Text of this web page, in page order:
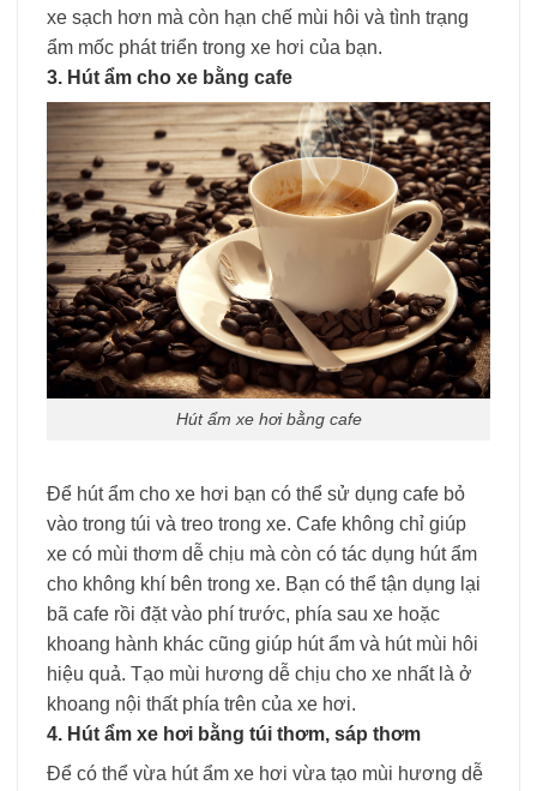
xe sạch hơn mà còn hạn chế mùi hôi và tình trạng
ẩm mốc phát triển trong xe hơi của bạn.
3. Hút ẩm cho xe bằng cafe
Hút ẩm xe hơi bằng cafe
Để hút ẩm cho xe hơi bạn có thể sử dụng cafe bỏ
vào trong túi và treo trong xe. Cafe không chỉ giúp
xe có mùi thơm dễ chịu mà còn có tác dụng hút ẩm
cho không khí bên trong xe. Bạn có thể tận dụng lại
bã cafe rồi đặt vào phí trước, phía sau xe hoặc
khoang hành khác cũng giúp hút ẩm và hút mùi hôi
hiệu quả. Tạo mùi hương dễ chịu cho xe nhất là ở
khoang nội thất phía trên của xe hơi.
4. Hút ẩm xe hơi bằng túi thơm, sáp thơm
Để có thể vừa hút ẩm xe hơi vừa tạo mùi hương dễ